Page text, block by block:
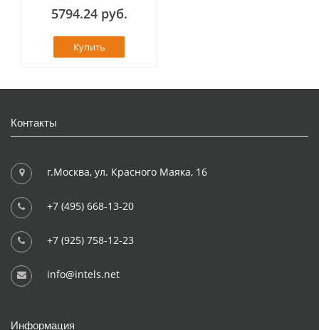
5794.24 руб.
Купить
Контакты
г.Москва, ул. Красного Маяка, 16
+7 (495) 668-13-20
+7 (925) 758-12-23
info@intels.net
Информация